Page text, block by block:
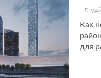
Как
для